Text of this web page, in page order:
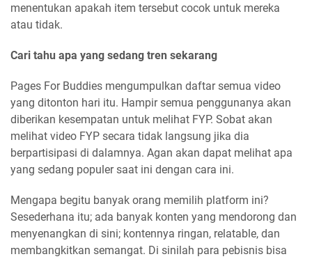
menentukan apakah item tersebut cocok untuk mereka
atau tidak.
Cari tahu apa yang sedang tren sekarang
Pages For Buddies mengumpulkan daftar semua video
yang ditonton hari itu. Hampir semua penggunanya akan
diberikan kesempatan untuk melihat FYP. Sobat akan
melihat video FYP secara tidak langsung jika dia
berpartisipasi di dalamnya. Agan akan dapat melihat apa
yang sedang populer saat ini dengan cara ini.
Mengapa begitu banyak orang memilih platform ini?
Sesederhana itu; ada banyak konten yang mendorong dan
menyenangkan di sini; kontennya ringan, relatable, dan
membangkitkan semangat. Di sinilah para pebisnis bisa